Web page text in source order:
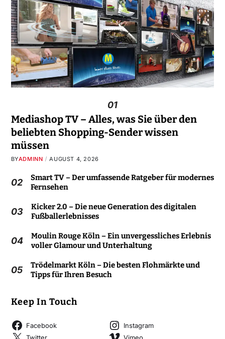
01
Mediashop TV – Alles, was Sie über den
beliebten Shopping-Sender wissen
müssen
BYADMINN AUGUST 4, 2026
02
Smart TV – Der umfassende Ratgeber für modernes
Fernsehen
03
Kicker 2.0 – Die neue Generation des digitalen
Fußballerlebnisses
04
Moulin Rouge Köln – Ein unvergessliches Erlebnis
voller Glamour und Unterhaltung
05
Trödelmarkt Köln – Die besten Flohmärkte und
Tipps für Ihren Besuch
Keep In Touch
Facebook
Instagram
Twitter
Vimeo